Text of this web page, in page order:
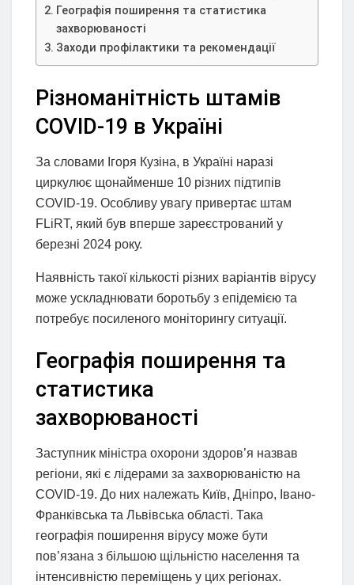
Географія поширення та статистика
захворюваності
Заходи профілактики та рекомендації
Різноманітність штамів
COVID-19 в Україні
За словами Ігоря Кузіна, в Україні наразі
циркулює щонайменше 10 різних підтипів
COVID-19. Особливу увагу привертає штам
FLiRT, який був вперше зареєстрований у
березні 2024 року.
Наявність такої кількості різних варіантів вірусу
може ускладнювати боротьбу з епідемією та
потребує посиленого моніторингу ситуації.
Географія поширення та
статистика
захворюваності
Заступник міністра охорони здоров’я назвав
регіони, які є лідерами за захворюваністю на
COVID-19. До них належать Київ, Дніпро, Івано-
Франківська та Львівська області. Така
географія поширення вірусу може бути
пов’язана з більшою щільністю населення та
інтенсивністю переміщень у цих регіонах.